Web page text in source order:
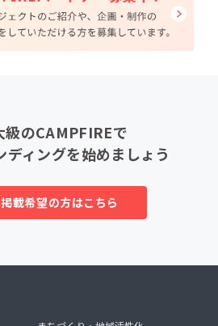
級のCAMPFIREで
ディングを始めましょう
掲載希望の方はこちら